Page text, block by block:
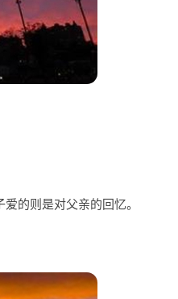
的则是对父亲的回忆。